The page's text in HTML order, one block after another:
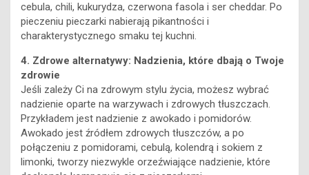
cebula, chili, kukurydza, czerwona fasola i ser cheddar. Po
pieczeniu pieczarki nabierają pikantności i
charakterystycznego smaku tej kuchni.
4. Zdrowe alternatywy: Nadzienia, które dbają o Twoje
zdrowie
Jeśli zależy Ci na zdrowym stylu życia, możesz wybrać
nadzienie oparte na warzywach i zdrowych tłuszczach.
Przykładem jest nadzienie z awokado i pomidorów.
Awokado jest źródłem zdrowych tłuszczów, a po
połączeniu z pomidorami, cebulą, kolendrą i sokiem z
limonki, tworzy niezwykle orzeźwiające nadzienie, które